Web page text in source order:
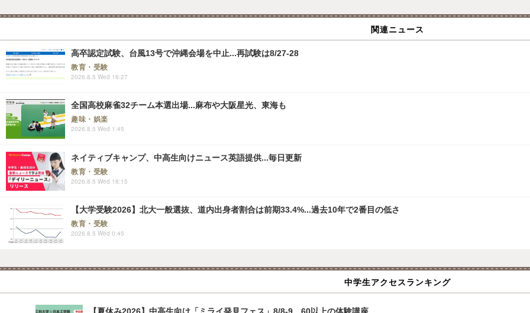
関連ニュース
高卒認定試験、台風13号で沖縄会場を中止...再試験は8/27-28
教育・受験
2026.8.5 Wed 16:27
全国高校麻雀32チーム本選出場...麻布や大阪星光、東海も
趣味・娯楽
2026.8.5 Wed 1:45
ネイティブキャンプ、中高生向けニュース英語提供...毎日更新
教育・受験
2026.8.5 Wed 18:15
【大学受験2026】北大一般選抜、道内出身者割合は前期33.4%...過去10年で2番目の低さ
教育・受験
2026.8.5 Wed 0:45
中学生アクセスランキング
【夏休み2026】中高生向け「ミライ発見フェス」8/8-9…60以上の体験講座